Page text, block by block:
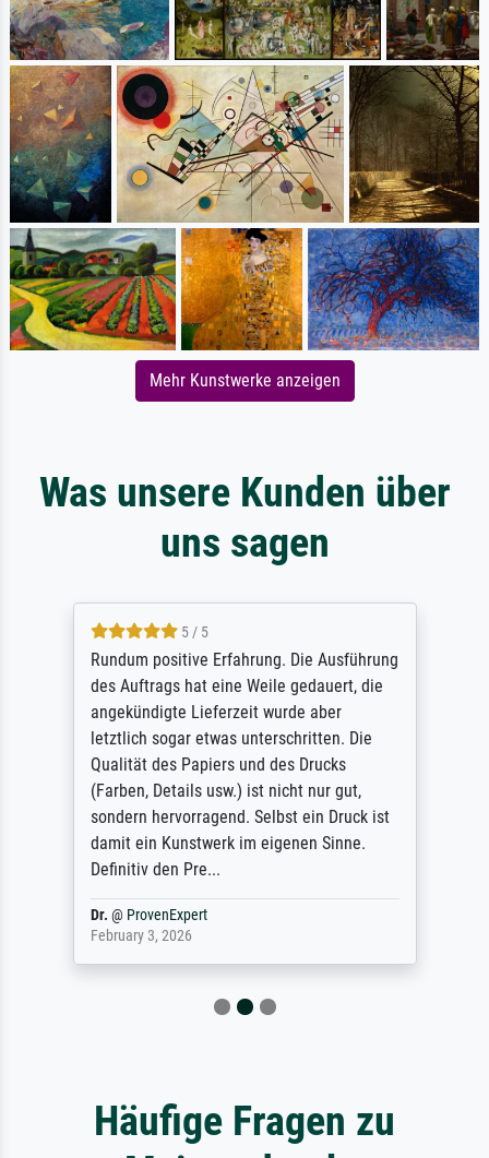
Mehr Kunstwerke anzeigen
Was unsere Kunden über
uns sagen
5 / 5
Rundum positive Erfahrung. Die Ausführung
des Auftrags hat eine Weile gedauert, die
angekündigte Lieferzeit wurde aber
letztlich sogar etwas unterschritten. Die
Qualität des Papiers und des Drucks
(Farben, Details usw.) ist nicht nur gut,
sondern hervorragend. Selbst ein Druck ist
damit ein Kunstwerk im eigenen Sinne.
Definitiv den Pre...
Dr. @ ProvenExpert
February 3, 2026
Häufige Fragen zu